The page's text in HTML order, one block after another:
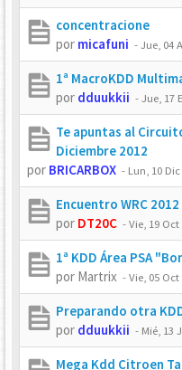
concentracione
por micafuni -Jue, 04
1ª MacroKDD
por dduukkii -Jue, 17
Te apuntas al
Diciembre 2012
por BRICARBOX - Lun, 10
Encuentro WRC 2012
por DT20C -Vie, 19 Oct
1ª KDD Área PSA
por Martrix -Vie, 05 Oct
Preparando otra
por dduukkii - Mié, 13
Mega Kdd Citroen